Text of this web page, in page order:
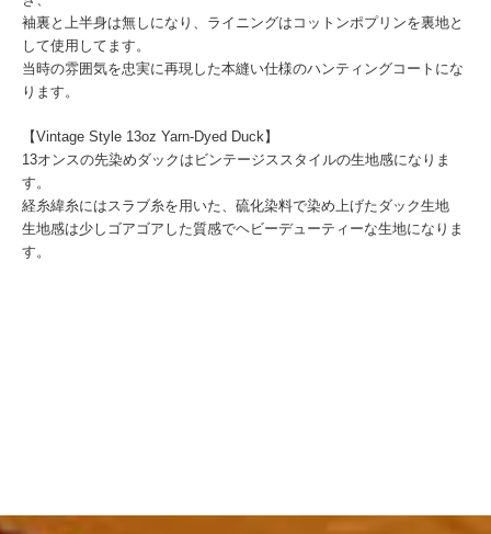
袖裏と上半身は無しになり、ライニングはコットンポプリンを裏地と
して使用してます。
当時の雰囲気を忠実に再現した本縫い仕様のハンティングコートにな
ります。
【Vintage Style 13oz Yarn-Dyed Duck】
13オンスの先染めダックはビンテージススタイルの生地感になりま
す。
経糸緯糸にはスラブ糸を用いた、硫化染料で染め上げたダック生地
生地感は少しゴアゴアした質感でヘビーデューティーな生地になりま
す。